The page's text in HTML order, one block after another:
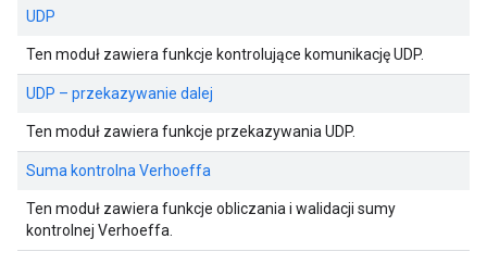
UDP
Ten moduł zawiera funkcje kontrolujące komunikację UDP.
UDP – przekazywanie dalej
Ten moduł zawiera funkcje przekazywania UDP.
Suma kontrolna Verhoeffa
Ten moduł zawiera funkcje obliczania i walidacji sumy
kontrolnej Verhoeffa.